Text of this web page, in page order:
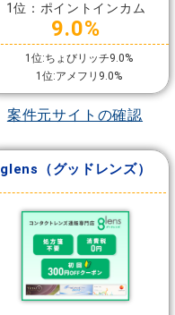
1位：ポイントインカム
9.0%
1位:ちょびリッチ9.0%
1位:アメフリ9.0%
案件元サイトの確認
glens（グッドレンズ）